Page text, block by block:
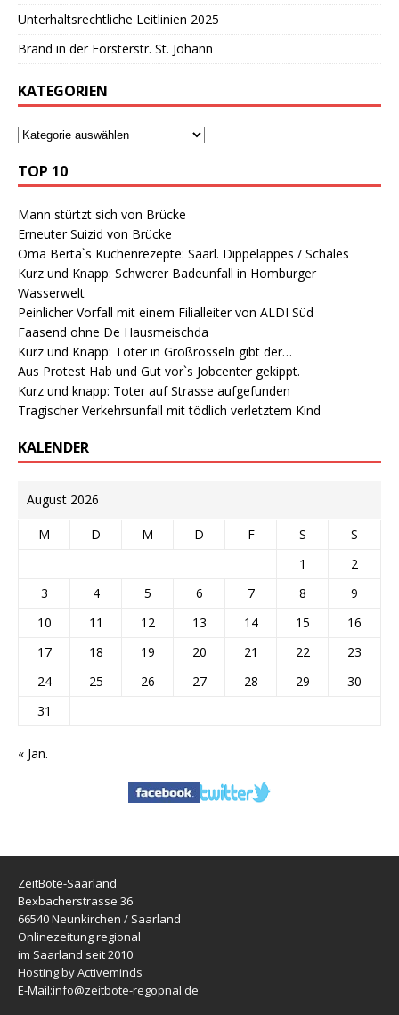
Unterhaltsrechtliche Leitlinien 2025
Brand in der Försterstr. St. Johann
KATEGORIEN
TOP 10
Mann stürtzt sich von Brücke
Erneuter Suizid von Brücke
Oma Berta`s Küchenrezepte: Saarl. Dippelappes / Schales
Kurz und Knapp: Schwerer Badeunfall in Homburger
Wasserwelt
Peinlicher Vorfall mit einem Filialleiter von ALDI Süd
Faasend ohne De Hausmeischda
Kurz und Knapp: Toter in Großrosseln gibt der…
Aus Protest Hab und Gut vor`s Jobcenter gekippt.
Kurz und knapp: Toter auf Strasse aufgefunden
Tragischer Verkehrsunfall mit tödlich verletztem Kind
KALENDER
August 2026
M D M D F S
S
1
2
3
4 5 6 7 8
9
10
11 12 13 14 15
16
17
18 19 20 21 22
23
24
25 26 27 28 29
30
31
« Jan.
ZeitBote-Saarland
Bexbacherstrasse 36
66540 Neunkirchen / Saarland
Onlinezeitung regional
im Saarland seit 2010
Hosting by Activeminds
E-Mail:info@zeitbote-regopnal.de